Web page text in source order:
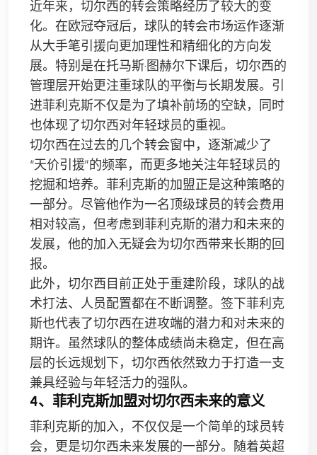
近年来，切尔西的转会策略经历了较大的变
化。在欧冠夺冠后，球队的转会市场运作逐渐
从大手笔引援向更加理性和精细化的方向发
展。特别是在托马斯·图赫尔下课后，切尔西的
管理层开始更注重球队的平衡与长期发展。引
进菲利克斯不仅是为了填补前场的空缺，同时
也体现了切尔西对年轻球员的重视。
切尔西在过去的几个转会窗中，逐渐减少了
“天价引援”的频率，而更多地关注年轻球员的
挖掘和培养。菲利克斯的加盟正是这种策略的
一部分。尽管他作为一名顶级球员的转会费用
相对较高，但考虑到菲利克斯的潜力和未来的
发展，他的加入无疑会为切尔西带来长期的回
报。
此外，切尔西目前正处于重建阶段，球队的战
术打法、人员配置都在不断调整。签下菲利克
斯也代表了切尔西在进攻端的潜力和对未来的
期许。虽然球队的整体成绩尚未稳定，但在高
层的长远规划下，切尔西依然致力于打造一支
兼具经验与年轻活力的强队。
4、菲利克斯加盟对切尔西未来的意义
菲利克斯的加入，不仅仅是一个简单的球员转
会，更是切尔西未来发展的一部分。随着英超